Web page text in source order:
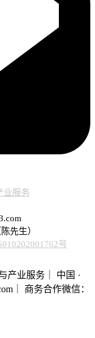
业服务
先生）
号
产业服务｜ 中国 ·
｜ 商务合作微信：